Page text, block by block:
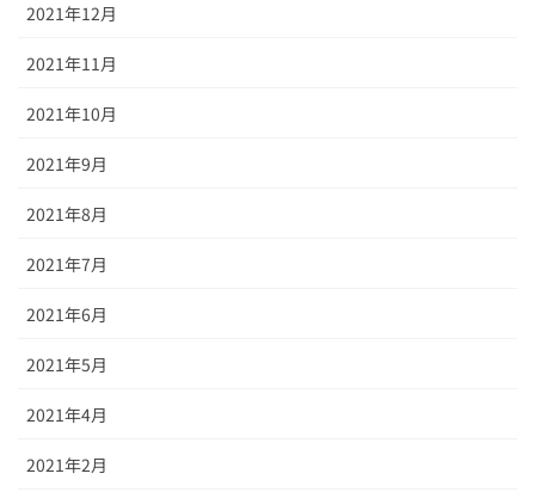
2021年12月
2021年11月
2021年10月
2021年9月
2021年8月
2021年7月
2021年6月
2021年5月
2021年4月
2021年2月